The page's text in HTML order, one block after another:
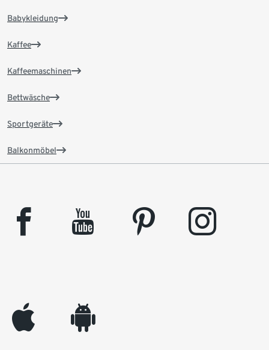
Babykleidung
Kaffee
Kaffeemaschinen
Bettwäsche
Sportgeräte
Balkonmöbel
facebook youtube pinterest instagram
appleinc android